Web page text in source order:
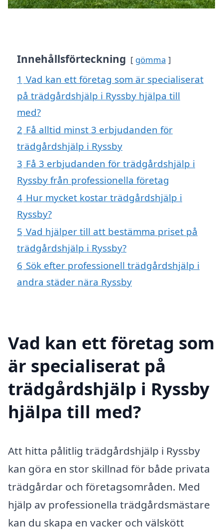
Innehållsförteckning gömma
1 Vad kan ett företag som är specialiserat
på trädgårdshjälp i Ryssby hjälpa till
med?
2 Få alltid minst 3 erbjudanden för
trädgårdshjälp i Ryssby
3 Få 3 erbjudanden för trädgårdshjälp i
Ryssby från professionella företag
4 Hur mycket kostar trädgårdshjälp i
Ryssby?
5 Vad hjälper till att bestämma priset på
trädgårdshjälp i Ryssby?
6 Sök efter professionell trädgårdshjälp i
andra städer nära Ryssby
Vad kan ett företag som
är specialiserat på
trädgårdshjälp i Ryssby
hjälpa till med?
Att hitta pålitlig trädgårdshjälp i Ryssby
kan göra en stor skillnad för både privata
trädgårdar och företagsområden. Med
hjälp av professionella trädgårdsmästare
kan du skapa en vacker och välskött